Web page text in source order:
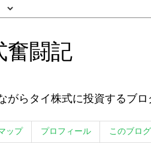
奮闘記
がらタイ株式に投資するブロ
ップ プロフィール このブロ